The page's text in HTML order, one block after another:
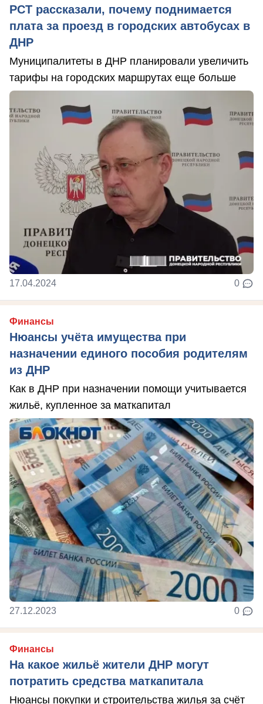
РСТ рассказали, почему поднимается
плата за проезд в городских автобусах в
ДНР
Муниципалитеты в ДНР планировали увеличить
тарифы на городских маршрутах еще больше
17.04.2024 0
Финансы
Нюансы учёта имущества при
назначении единого пособия родителям
из ДНР
Как в ДНР при назначении помощи учитывается
жильё, купленное за маткапитал
27.12.2023 0
Финансы
На какое жильё жители ДНР могут
потратить средства маткапитала
Нюансы покупки и строительства жилья за счёт